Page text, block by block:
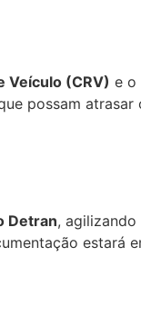
Veículo (CRV) e o
possam atrasar
Detran,
estará